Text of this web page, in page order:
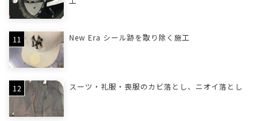
New Era シール跡を取り除く施工
スーツ・礼服・喪服のカビ落とし、ニオイ落とし